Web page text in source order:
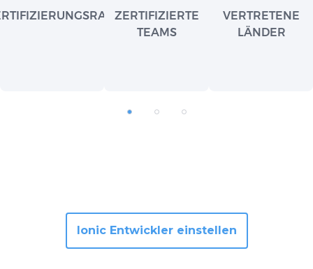
ZERTIFIZIERTE
TEAMS
VERTRETENE
LÄNDER
Ionic Entwickler einstellen